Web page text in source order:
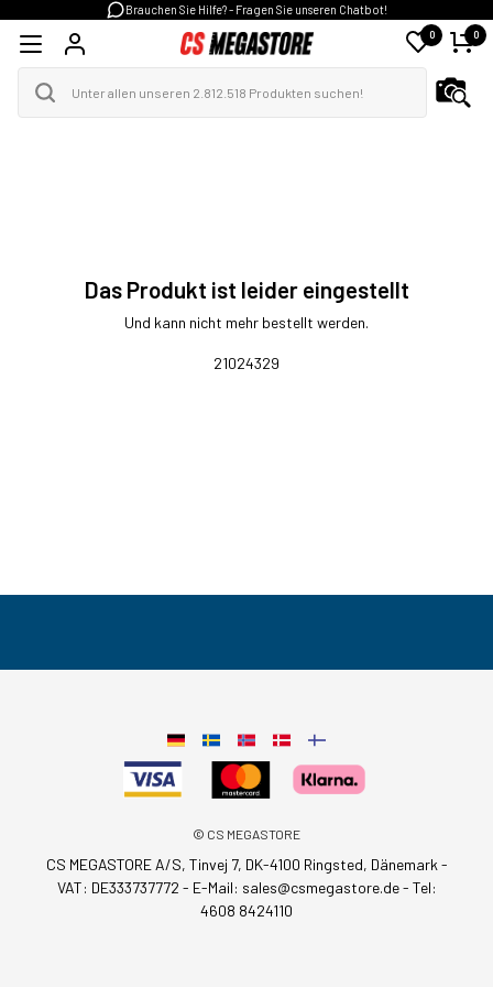
Brauchen Sie Hilfe? - Fragen Sie unseren Chatbot!
0 0
Das Produkt ist leider eingestellt
Und kann nicht mehr bestellt werden.
21024329
© CS MEGASTORE
CS MEGASTORE A/S, Tinvej 7, DK-4100 Ringsted, Dänemark -
VAT: DE333737772 - E-Mail: sales@csmegastore.de- Tel:
4608 8424110